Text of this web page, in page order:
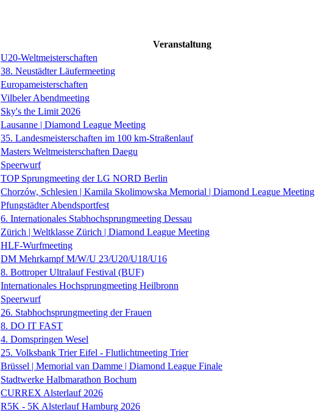
Veranstaltung
U20-Weltmeisterschaften
38. Neustädter Läufermeeting
Europameisterschaften
Vilbeler Abendmeeting
Sky's the Limit 2026
Lausanne | Diamond League Meeting
35. Landesmeisterschaften im 100 km-Straßenlauf
Masters Weltmeisterschaften Daegu
Speerwurf
TOP Sprungmeeting der LG NORD Berlin
Chorzów, Schlesien | Kamila Skolimowska Memorial | Diamond League Meeting
Pfungstädter Abendsportfest
6. Internationales Stabhochsprungmeeting Dessau
Zürich | Weltklasse Zürich | Diamond League Meeting
HLF-Wurfmeeting
DM Mehrkampf M/W/U 23/U20/U18/U16
8. Bottroper Ultralauf Festival (BUF)
Internationales Hochsprungmeeting Heilbronn
Speerwurf
26. Stabhochsprungmeeting der Frauen
8. DO IT FAST
4. Domspringen Wesel
25. Volksbank Trier Eifel - Flutlichtmeeting Trier
Brüssel | Memorial van Damme | Diamond League Finale
Stadtwerke Halbmarathon Bochum
CURREX Alsterlauf 2026
R5K - 5K Alsterlauf Hamburg 2026